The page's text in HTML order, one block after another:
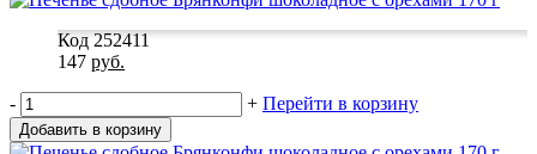
Код 252411
147 руб.
- + Перейти в корзину
Добавить в корзину